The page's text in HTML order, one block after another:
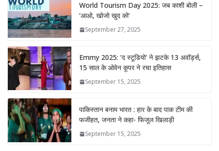
World Tourism Day 2025: जब काशी बोली –
‘आओ, खोजो खुद को’
September 27, 2025
Emmy 2025: ‘द स्टूडियो’ ने झटके 13 अवॉर्ड्स,
15 साल के ओवेन कूपर ने रचा इतिहास
September 15, 2025
पाकिस्तान बनाम भारत : हार के बाद पाक टीम की
फजीहत, जनता ने कहा- फिजूल खिलाड़ी
September 15, 2025